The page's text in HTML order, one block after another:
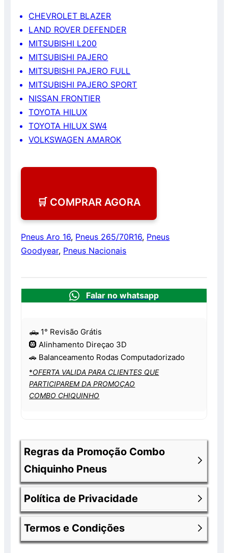
CHEVROLET BLAZER
LAND ROVER DEFENDER
MITSUBISHI L200
MITSUBISHI PAJERO
MITSUBISHI PAJERO FULL
MITSUBISHI PAJERO SPORT
NISSAN FRONTIER
TOYOTA HILUX
TOYOTA HILUX SW4
VOLKSWAGEN AMAROK
🛒 COMPRAR AGORA
Pneus Aro 16, Pneus 265/70R16, Pneus
Goodyear, Pneus Nacionais
Falar no whatsapp
🛻 1° Revisão Grátis
🛞 Alinhamento Direçao 3D
🚗 Balanceamento Rodas Computadorizado
*OFERTA VALIDA PARA CLIENTES QUE
PARTICIPAREM DA PROMOÇAO
COMBO CHIQUINHO
Regras da Promoção Combo
Chiquinho Pneus
Os produtos anunciados fazem parte de
uma promoção e encontram-se com 30%
de desconto já aplicado. Os valores
anunciados com os descontos são válidos
Política de Privacidade
Nossa política de privacidade você
consegue encontrar entrado na página
Termos e Condições